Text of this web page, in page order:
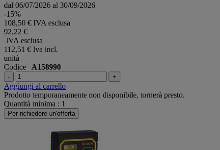
dal 06/07/2026 al 30/09/2026
-15%
108,50 € IVA esclusa
92,22 €
IVA esclusa
112,51 € Iva incl.
unità
Codice A158990
- +
Aggiungi al carrello
Prodotto temporaneamente non disponibile, tornerà presto.
Quantità minima : 1
Per richiedere un'offerta